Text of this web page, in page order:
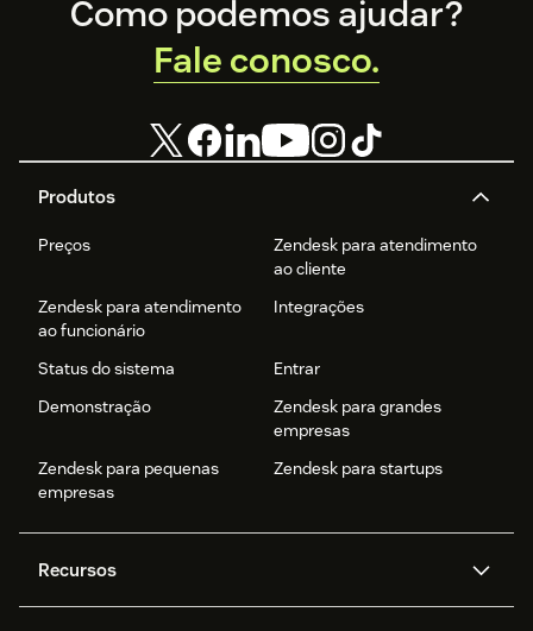
Footer
Produtos
Preços
Zendesk para atendimento
ao cliente
Zendesk para atendimento
ao funcionário
Integrações
Status do sistema
Entrar
Demonstração
Zendesk para grandes
empresas
Zendesk para pequenas
empresas
Zendesk para startups
Recursos
Como podemos ajudar?
Fale conosco.